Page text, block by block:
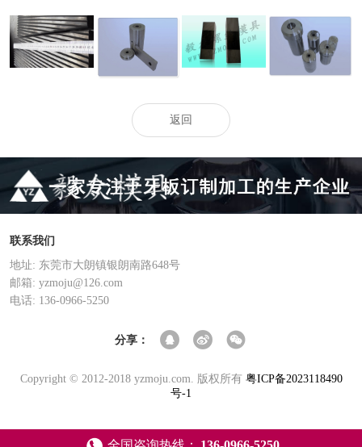
大型搓丝板M26
的螺栓
剪刀、剪模系列 不锈钢机丝牙板 冲模系列
返回
联系我们
地址: 东莞市大朗镇银朗南路648号
邮箱: yzmoju@126.com
电话: 136-0966-5250
分享：
Copyright © 2012-2018 yzmoju.com. 版权所有 粤ICP备2023118490
号-1